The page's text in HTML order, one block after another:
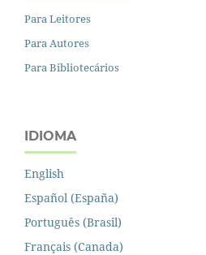
Para Leitores
Para Autores
Para Bibliotecários
IDIOMA
English
Español (España)
Português (Brasil)
Français (Canada)